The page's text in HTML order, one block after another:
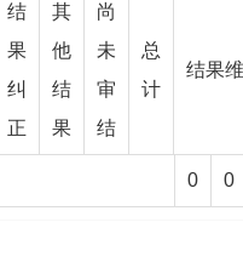
结
果
纠
正
其
他
结
果
尚
未
审
结
总
计
结果
0 0